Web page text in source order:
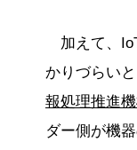
加えて、
かりづらい
報処理推進機
ダー側が機